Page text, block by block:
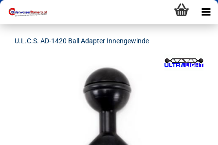
U.L.C.S. AD-1420 Ball Adapter Innengewinde